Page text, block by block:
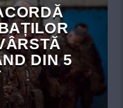
DIN 5